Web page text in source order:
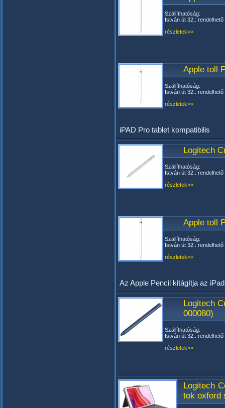
Szállíthatóság:
István út 32.: rendelhető
részletek>>
Apple toll
Szállíthatóság:
István út 32.: rendelhető
részletek>>
iPAD Pro tablet kompatibilis
Logitech
Szállíthatóság:
István út 32.: rendelhető
részletek>>
Apple toll
Szállíthatóság:
István út 32.: rendelhető
részletek>>
Az Apple Pencil kitágítja az
Logitech
000080)
Szállíthatóság:
István út 32.: rendelhető
részletek>>
Logitech
tok oxford